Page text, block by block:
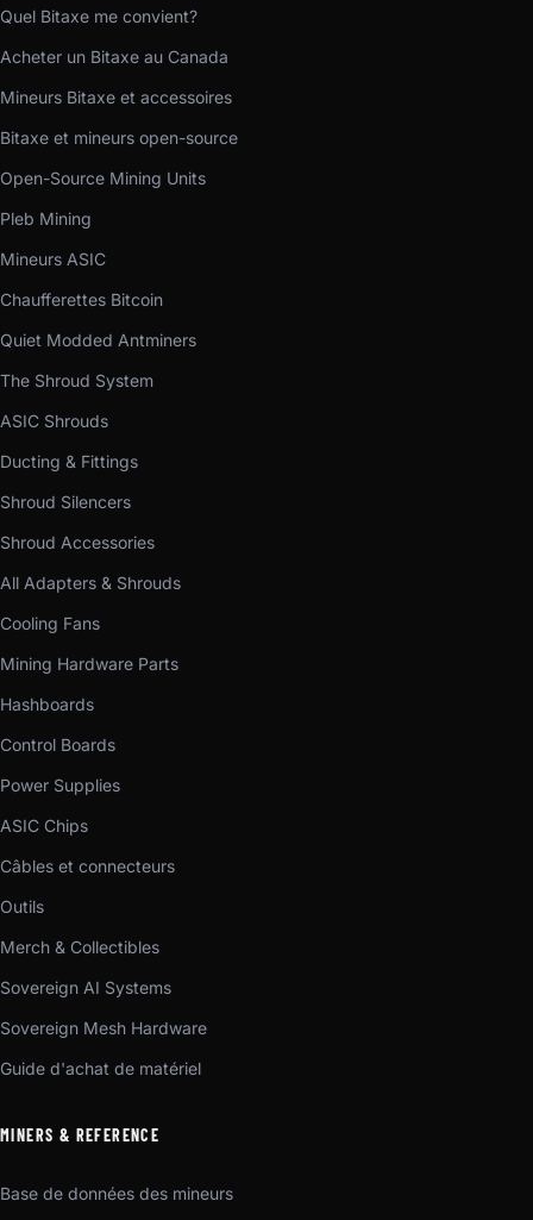
Quel Bitaxe me convient?
Acheter un Bitaxe au Canada
Mineurs Bitaxe et accessoires
Bitaxe et mineurs open-source
Open-Source Mining Units
Pleb Mining
Mineurs ASIC
Chaufferettes Bitcoin
Quiet Modded Antminers
The Shroud System
ASIC Shrouds
Ducting & Fittings
Shroud Silencers
Shroud Accessories
All Adapters & Shrouds
Cooling Fans
Mining Hardware Parts
Hashboards
Control Boards
Power Supplies
ASIC Chips
Câbles et connecteurs
Outils
Merch & Collectibles
Sovereign AI Systems
Sovereign Mesh Hardware
Guide d'achat de matériel
MINERS & REFERENCE
Base de données des mineurs